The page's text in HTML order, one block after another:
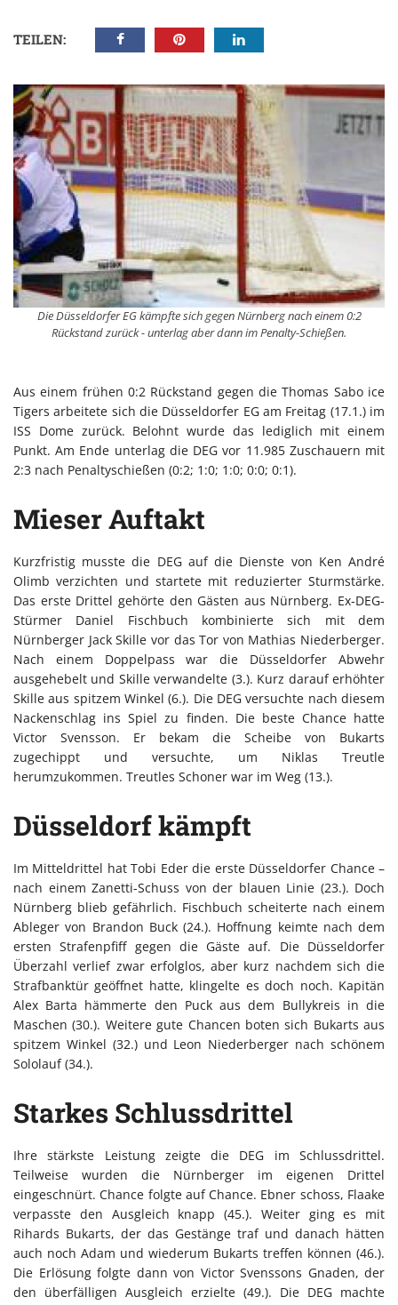
TEILEN:
Die Düsseldorfer EG kämpfte sich gegen Nürnberg nach einem 0:2
Rückstand zurück - unterlag aber dann im Penalty-Schießen.
Aus einem frühen 0:2 Rückstand gegen die Thomas Sabo ice
Tigers arbeitete sich die Düsseldorfer EG am Freitag (17.1.) im
ISS Dome zurück. Belohnt wurde das lediglich mit einem
Punkt. Am Ende unterlag die DEG vor 11.985 Zuschauern mit
2:3 nach Penaltyschießen (0:2; 1:0; 1:0; 0:0; 0:1).
Mieser Auftakt
Kurzfristig musste die DEG auf die Dienste von Ken André
Olimb verzichten und startete mit reduzierter Sturmstärke.
Das erste Drittel gehörte den Gästen aus Nürnberg. Ex-DEG-
Stürmer Daniel Fischbuch kombinierte sich mit dem
Nürnberger Jack Skille vor das Tor von Mathias Niederberger.
Nach einem Doppelpass war die Düsseldorfer Abwehr
ausgehebelt und Skille verwandelte (3.). Kurz darauf erhöhter
Skille aus spitzem Winkel (6.). Die DEG versuchte nach diesem
Nackenschlag ins Spiel zu finden. Die beste Chance hatte
Victor Svensson. Er bekam die Scheibe von Bukarts
zugechippt und versuchte, um Niklas Treutle
herumzukommen. Treutles Schoner war im Weg (13.).
Düsseldorf kämpft
Im Mitteldrittel hat Tobi Eder die erste Düsseldorfer Chance –
nach einem Zanetti-Schuss von der blauen Linie (23.). Doch
Nürnberg blieb gefährlich. Fischbuch scheiterte nach einem
Ableger von Brandon Buck (24.). Hoffnung keimte nach dem
ersten Strafenpfiff gegen die Gäste auf. Die Düsseldorfer
Überzahl verlief zwar erfolglos, aber kurz nachdem sich die
Strafbanktür geöffnet hatte, klingelte es doch noch. Kapitän
Alex Barta hämmerte den Puck aus dem Bullykreis in die
Maschen (30.). Weitere gute Chancen boten sich Bukarts aus
spitzem Winkel (32.) und Leon Niederberger nach schönem
Sololauf (34.).
Starkes Schlussdrittel
Ihre stärkste Leistung zeigte die DEG im Schlussdrittel.
Teilweise wurden die Nürnberger im eigenen Drittel
eingeschnürt. Chance folgte auf Chance. Ebner schoss, Flaake
verpasste den Ausgleich knapp (45.). Weiter ging es mit
Rihards Bukarts, der das Gestänge traf und danach hätten
auch noch Adam und wiederum Bukarts treffen können (46.).
Die Erlösung folgte dann von Victor Svenssons Gnaden, der
den überfälligen Ausgleich erzielte (49.). Die DEG machte